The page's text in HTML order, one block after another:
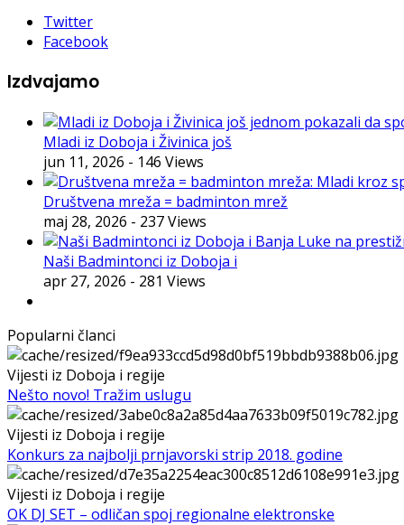
Twitter
Facebook
Izdvajamo
Mladi iz Doboja i Živinica još
jun 11, 2026 - 146 Views
Društvena mreža = badminton mrež
maj 28, 2026 - 237 Views
Naši Badmintonci iz Doboja i
apr 27, 2026 - 281 Views
Popularni članci
Vijesti iz Doboja i regije
Nešto novo! Tražim uslugu
Vijesti iz Doboja i regije
Konkurs za najbolji prnjavorski strip 2018. godine
Vijesti iz Doboja i regije
OK DJ SET – odličan spoj regionalne elektronske